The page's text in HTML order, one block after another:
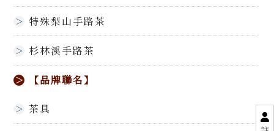
特殊梨山手路茶
杉林溪手路茶
【品牌聯名】
茶具